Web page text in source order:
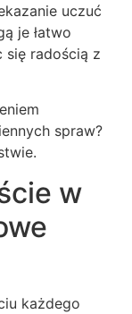
uczuć
je łatwo
się radością z
spraw?
w
każdego